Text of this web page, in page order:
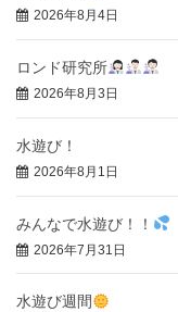
2026年8月4日
ロンド研究所
2026年8月3日
水遊び！
2026年8月1日
みんなで水遊び！！
2026年7月31日
水遊び週間